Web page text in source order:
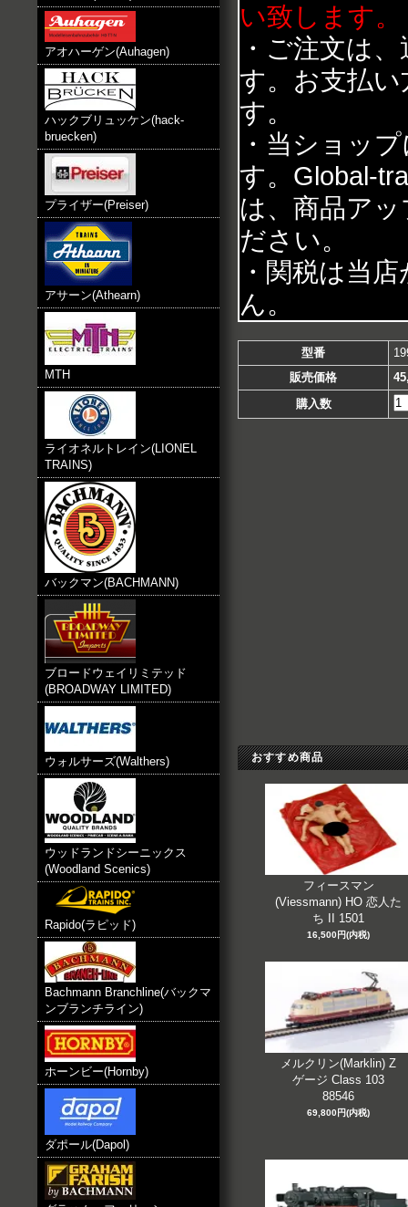
アオハーゲン(Auhagen)
ハックブリュッケン(hack-
bruecken)
プライザー(Preiser)
アサーン(Athearn)
MTH
ライオネルトレイン(LIONEL
TRAINS)
バックマン(BACHMANN)
ブロードウェイリミテッド
(BROADWAY LIMITED)
ウォルサーズ(Walthers)
ウッドランドシーニックス
(Woodland Scenics)
Rapido(ラピッド)
Bachmann Branchline(バックマ
ンブランチライン)
ホーンビー(Hornby)
ダポール(Dapol)
い致します。
・ご注文は
す。お支払い
す。
・当ショッ
す。Global-
は、商品ア
ださい。
・関税は当
ん。
型番
販売価格
購入数
おすすめ商品
フィースマン
(Viessmann) HO 恋人た
ち II 1501
16,500円(内税)
メルクリン(Marklin) Z
ゲージ Class 103
88546
69,800円(内税)